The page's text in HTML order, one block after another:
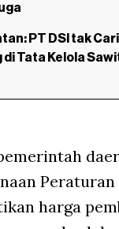
PT DSI tak Cari
di Tata Kelola
harga